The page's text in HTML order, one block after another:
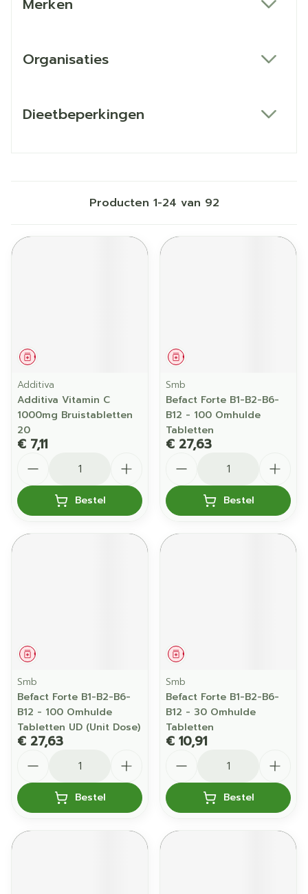
Merken
Organisaties
Dieetbeperkingen
Producten 1-24 van 92
Geneesmiddel
Additiva
Additiva Vitamin C
1000mg Bruistabletten
20
€ 7,11
Bestel
Geneesmiddel
Smb
Befact Forte B1-B2-B6-
B12 - 100 Omhulde
Tabletten
€ 27,63
Bestel
Geneesmiddel
Smb
Befact Forte B1-B2-B6-
B12 - 100 Omhulde
Tabletten UD (Unit Dose)
€ 27,63
Bestel
Geneesmiddel
Smb
Befact Forte B1-B2-B6-
B12 - 30 Omhulde
Tabletten
€ 10,91
Bestel